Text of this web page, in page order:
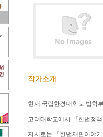
작가소개
현재 국립한경대학교 법학
고려대학교에서 『헌법정
저서로는 『헌법재판이야